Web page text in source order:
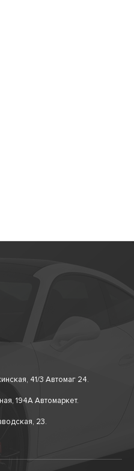
41/3 Автомаг 24.
194А Автомаркет.
23.